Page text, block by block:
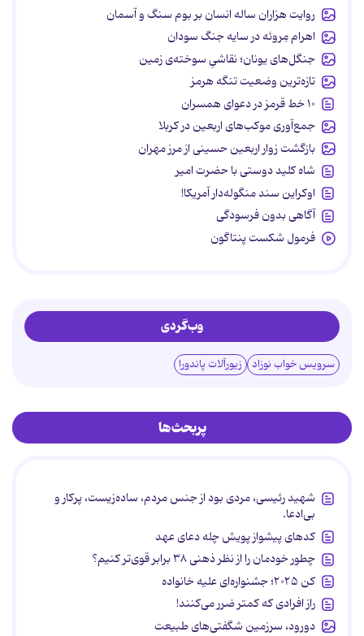
روایت هزاران ساله انسان بر بوم سنگ و آسمان
اهرام مِروئه در سایه جنگ سودان
جنگل‌های یونان؛ نقاشیِ سوخته‌ی زمین
تازه‌ترین وضعیت تنگه هرمز
۱۰ خط قرمز در دعوای همسران
جمع‌آوری موکب‌های اربعین در کربلا
بازگشت زوار اربعین حسینی از مرز مهران
شاه کلید دوستی با حضرت امیر
اوکراین سند منگوله‌دار آمریکا!
آگاهی بدون فرسودگی
فرمول شکست پنتاگون
وب‌گردی
سرویس خواب نوزاد زیورآلات پاندورا
پربحث‌ها
شهید رئیسی، مردی بود از جنس مردم، ساده‌زیست، پرکار و
بی‌ادعا.
کدهای پیشواز پویش چله دعای عهد
چطور خودمان را از نظر ذهنی ۳۸ برابر قوی‌تر کنیم؟
کن ۲۰۲۵؛ جشنواره‌ای علیه خانواده
راز افرادی که کمتر ضرر می‌کنند!
دورود، سرزمین شگفتی‌های طبیعت